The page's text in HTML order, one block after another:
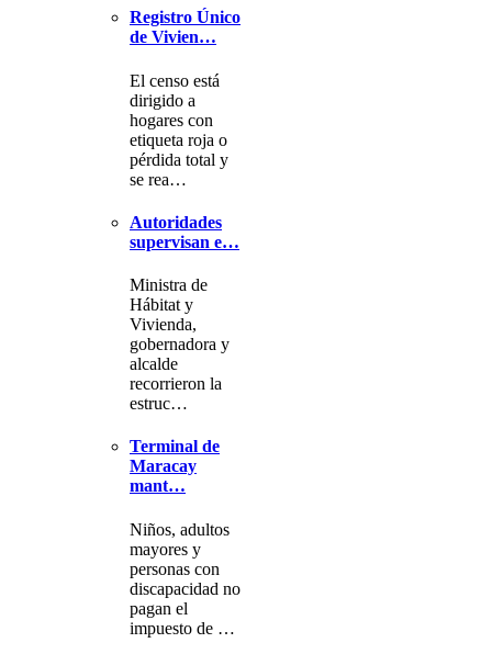
Registro Único
de Vivien…
El censo está
dirigido a
hogares con
etiqueta roja o
pérdida total y
se rea…
Autoridades
supervisan e…
Ministra de
Hábitat y
Vivienda,
gobernadora y
alcalde
recorrieron la
estruc…
Terminal de
Maracay
mant…
Niños, adultos
mayores y
personas con
discapacidad no
pagan el
impuesto de …